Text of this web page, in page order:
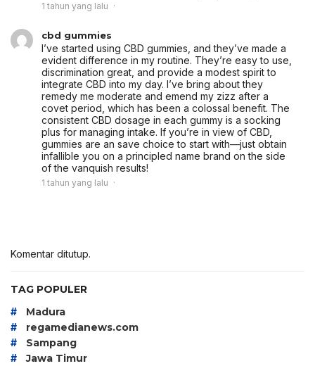
1 tahun yang lalu
cbd gummies
I’ve started using CBD gummies, and they’ve made a
evident difference in my routine. They’re easy to use,
discrimination great, and provide a modest spirit to
integrate CBD into my day. I’ve bring about they
remedy me moderate and emend my zizz after a
covet period, which has been a colossal benefit. The
consistent CBD dosage in each gummy is a socking
plus for managing intake. If you’re in view of CBD,
gummies are an save choice to start with—just obtain
infallible you on a principled name brand on the side
of the vanquish results!
1 tahun yang lalu
Komentar ditutup.
TAG POPULER
# Madura
# regamedianews.com
# Sampang
# Jawa Timur